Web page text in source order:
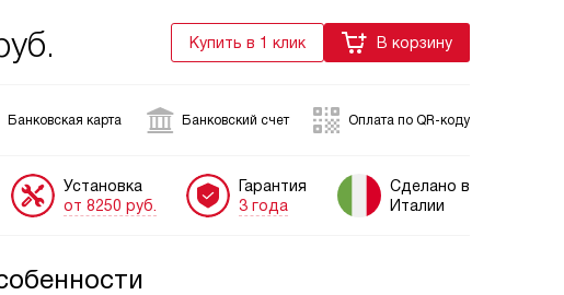
Купить в 1 клик В корзину
Банковская карта Банковский счет Оплата по QR-коду
Установка
от 8250 руб.
Гарантия
3 года
Сделано в
Италии